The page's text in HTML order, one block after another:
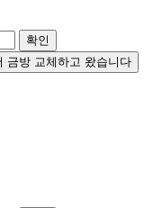
확인
금방 교체하고 왔습니다